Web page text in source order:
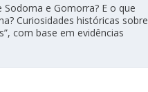
e Gomorra? E o que
Curiosidades históricas sobre
com base em evidências